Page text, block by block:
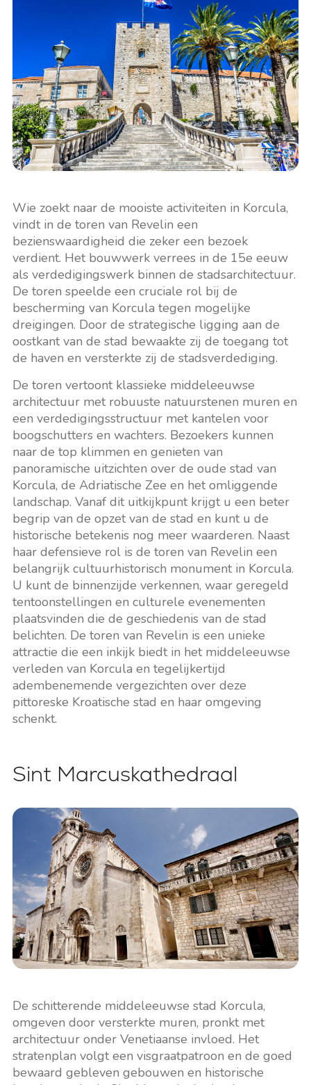
Wie zoekt naar de mooiste activiteiten in Korcula,
vindt in de toren van Revelin een
bezienswaardigheid die zeker een bezoek
verdient. Het bouwwerk verrees in de 15e eeuw
als verdedigingswerk binnen de stadsarchitectuur.
De toren speelde een cruciale rol bij de
bescherming van Korcula tegen mogelijke
dreigingen. Door de strategische ligging aan de
oostkant van de stad bewaakte zij de toegang tot
de haven en versterkte zij de stadsverdediging.
De toren vertoont klassieke middeleeuwse
architectuur met robuuste natuurstenen muren en
een verdedigingsstructuur met kantelen voor
boogschutters en wachters. Bezoekers kunnen
naar de top klimmen en genieten van
panoramische uitzichten over de oude stad van
Korcula, de Adriatische Zee en het omliggende
landschap. Vanaf dit uitkijkpunt krijgt u een beter
begrip van de opzet van de stad en kunt u de
historische betekenis nog meer waarderen. Naast
haar defensieve rol is de toren van Revelin een
belangrijk cultuurhistorisch monument in Korcula.
U kunt de binnenzijde verkennen, waar geregeld
tentoonstellingen en culturele evenementen
plaatsvinden die de geschiedenis van de stad
belichten. De toren van Revelin is een unieke
attractie die een inkijk biedt in het middeleeuwse
verleden van Korcula en tegelijkertijd
adembenemende vergezichten over deze
pittoreske Kroatische stad en haar omgeving
schenkt.
Sint Marcuskathedraal
De schitterende middeleeuwse stad Korcula,
omgeven door versterkte muren, pronkt met
architectuur onder Venetiaanse invloed. Het
stratenplan volgt een visgraatpatroon en de goed
bewaard gebleven gebouwen en historische